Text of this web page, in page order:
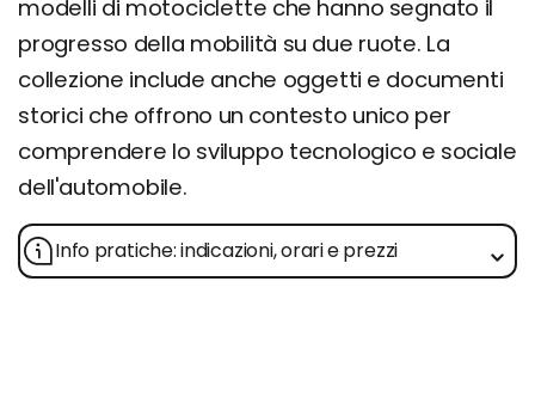
modelli di motociclette che hanno segnato il
progresso della mobilità su due ruote. La
collezione include anche oggetti e documenti
storici che offrono un contesto unico per
comprendere lo sviluppo tecnologico e sociale
dell'automobile.
Info pratiche: indicazioni, orari e prezzi